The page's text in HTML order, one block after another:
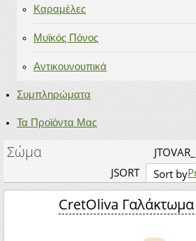
Καραμέλες
Μυϊκός Πόνος
Αντικουνουπικά
Συμπληρώματα
Τα Προϊόντα Μας
Σώμα
JSORT
Sort by
CretOliva